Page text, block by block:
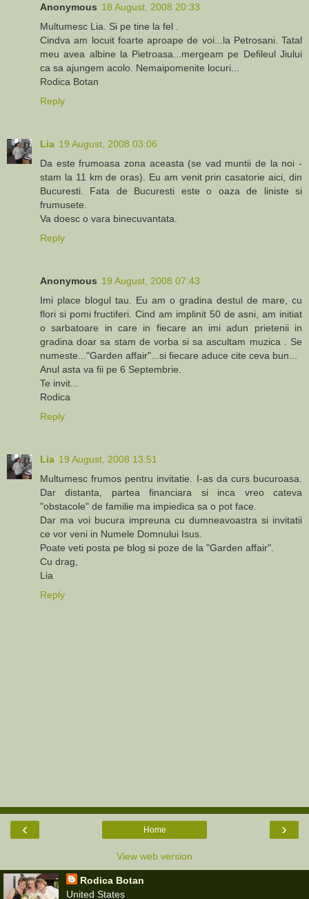
Anonymous 18 August, 2008 20:33
Multumesc Lia. Si pe tine la fel .
Cindva am locuit foarte aproape de voi...la Petrosani. Tatal
meu avea albine la Pietroasa...mergeam pe Defileul Jiului
ca sa ajungem acolo. Nemaipomenite locuri...
Rodica Botan
Reply
Lia 19 August, 2008 03:06
Da este frumoasa zona aceasta (se vad muntii de la noi -
stam la 11 km de oras). Eu am venit prin casatorie aici, din
Bucuresti. Fata de Bucuresti este o oaza de liniste si
frumusete.
Va doesc o vara binecuvantata.
Reply
Anonymous 19 August, 2008 07:43
Imi place blogul tau. Eu am o gradina destul de mare, cu
flori si pomi fructiferi. Cind am implinit 50 de asni, am initiat
o sarbatoare in care in fiecare an imi adun prietenii in
gradina doar sa stam de vorba si sa ascultam muzica . Se
numeste..."Garden affair"...si fiecare aduce cite ceva bun...
Anul asta va fii pe 6 Septembrie.
Te invit...
Rodica
Reply
Lia 19 August, 2008 13:51
Multumesc frumos pentru invitatie. I-as da curs bucuroasa.
Dar distanta, partea financiara si inca vreo cateva
"obstacole" de familie ma impiedica sa o pot face.
Dar ma voi bucura impreuna cu dumneavoastra si invitatii
ce vor veni in Numele Domnului Isus.
Poate veti posta pe blog si poze de la "Garden affair".
Cu drag,
Lia
Reply
‹ ›
Home
View web version
Rodica Botan
United States